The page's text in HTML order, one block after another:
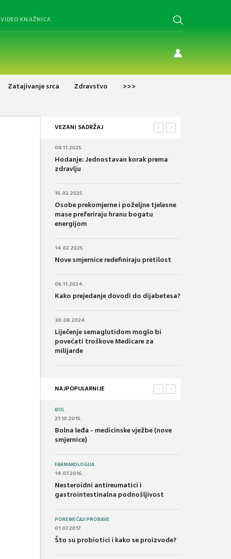
VIDEO KNJIŽNICA
Zatajivanje srca Zdravstvo >>>
VEZANI SADRŽAJ >
<
08.11.2025.
Hodanje: Jednostavan korak prema
zdravlju
16.02.2025.
Osobe prekomjerne i poželjne tjelesne
mase preferiraju hranu bogatu
energijom
14.02.2025.
Nove smjernice redefiniraju pretilost
06.11.2024.
Kako prejedanje dovodi do dijabetesa?
30.08.2024.
Liječenje semaglutidom moglo bi
povećati troškove Medicare za
milijarde
NAJPOPULARNIJE >
<
BOL
21.10.2015.
Bolna leđa - medicinske vježbe (nove
smjernice)
FARMAKOLOGIJA
14.07.2016.
Nesteroidni antireumatici i
gastrointestinalna podnošljivost
POREMEĆAJI PROBAVE
01.07.2017.
Što su probiotici i kako se proizvode?